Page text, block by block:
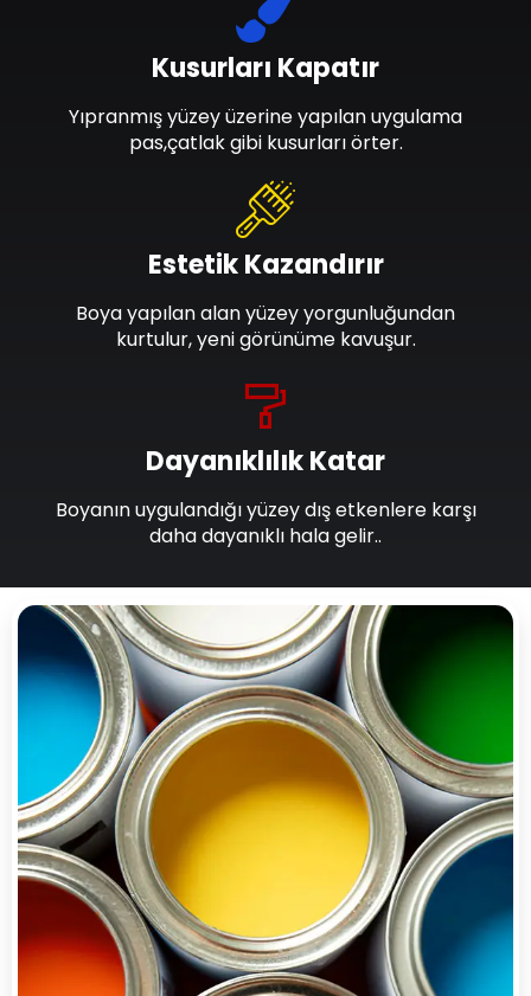
Dayanıklılık Katar
Boyanın uygulandığı yüzey dış etkenlere karşı
daha dayanıklı hala gelir..
Estetik Kazandırır
Boya yapılan alan yüzey yorgunluğundan
kurtulur, yeni görünüme kavuşur.
Kusurları Kapatır
Yıpranmış yüzey üzerine yapılan uygulama
pas,çatlak gibi kusurları örter.